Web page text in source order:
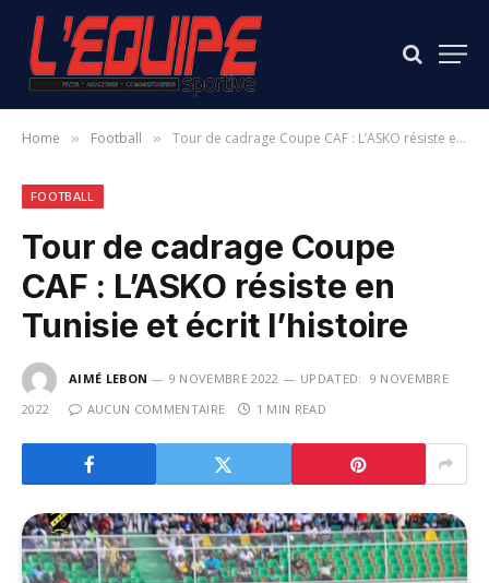
Home » Football » Tour de cadrage Coupe CAF : L’ASKO résiste en Tunisie et écrit l’histoire
FOOTBALL
Tour de cadrage Coupe
CAF : L’ASKO résiste en
Tunisie et écrit l’histoire
AIMÉ LEBON 9 NOVEMBRE 2022 UPDATED: 9 NOVEMBRE
2022
AUCUN COMMENTAIRE 1 MIN READ